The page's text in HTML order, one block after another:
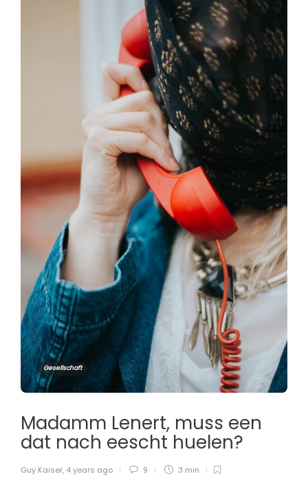
Gesellschaft
Madamm Lenert, muss een
dat nach eescht huelen?
Guy Kaiser, 4 years ago 9 3 min